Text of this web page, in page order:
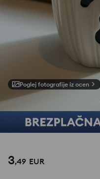
Poglej fotografije iz ocen
3,49 EUR